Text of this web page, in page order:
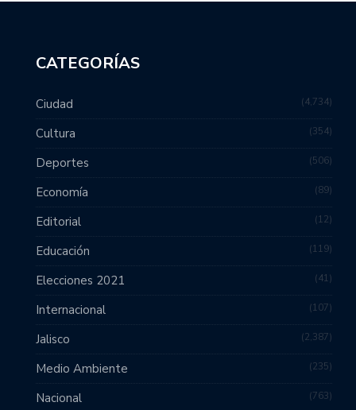
CATEGORÍAS
Ciudad 4,734
Cultura 354
Deportes 506
Economía 89
Editorial 12
Educación 119
Elecciones 2021 41
Internacional 107
Jalisco 2,387
Medio Ambiente 235
Nacional 763